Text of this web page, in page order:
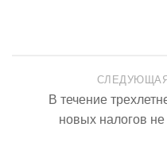
В течение
новых налогов